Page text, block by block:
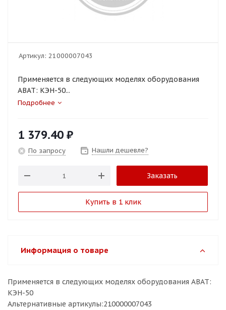
Артикул: 21000007043
Применяется в следующих моделях оборудования
ABAT: КЭН-50...
Подробнее
1 379.40 ₽
По запросу Нашли дешевле?
Заказать
Купить в 1 клик
Информация о товаре
Применяется в следующих моделях оборудования ABAT:
КЭН-50
Альтернативные артикулы:210000007043